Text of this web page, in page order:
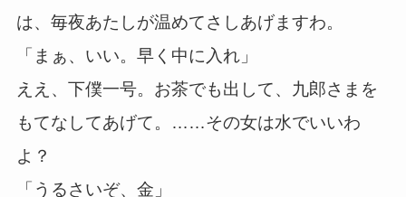
は、毎夜あたしが温めてさしあげますわ。
「まぁ、いい。早く中に入れ」
ええ、下僕一号。お茶でも出して、九郎さまを
もてなしてあげて。……その女は水でいいわ
よ？
「うるさいぞ、金」